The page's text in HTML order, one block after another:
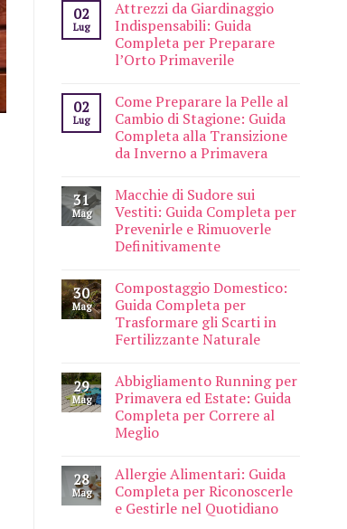
02
Lug
Attrezzi da Giardinaggio
Indispensabili: Guida
Completa per Preparare
l’Orto Primaverile
02
Lug
Come Preparare la Pelle al
Cambio di Stagione: Guida
Completa alla Transizione
da Inverno a Primavera
31
Mag
Macchie di Sudore sui
Vestiti: Guida Completa per
Prevenirle e Rimuoverle
Definitivamente
30
Mag
Compostaggio Domestico:
Guida Completa per
Trasformare gli Scarti in
Fertilizzante Naturale
29
Mag
Abbigliamento Running per
Primavera ed Estate: Guida
Completa per Correre al
Meglio
28
Mag
Allergie Alimentari: Guida
Completa per Riconoscerle
e Gestirle nel Quotidiano